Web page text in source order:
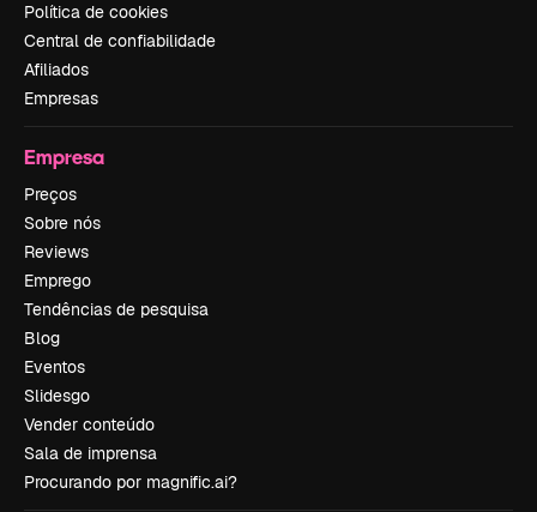
Política de cookies
Central de confiabilidade
Afiliados
Empresas
Empresa
Preços
Sobre nós
Reviews
Emprego
Tendências de pesquisa
Blog
Eventos
Slidesgo
Vender conteúdo
Sala de imprensa
Procurando por magnific.ai?